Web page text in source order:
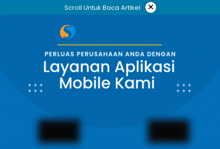
Scroll Untuk Baca Artikel ×